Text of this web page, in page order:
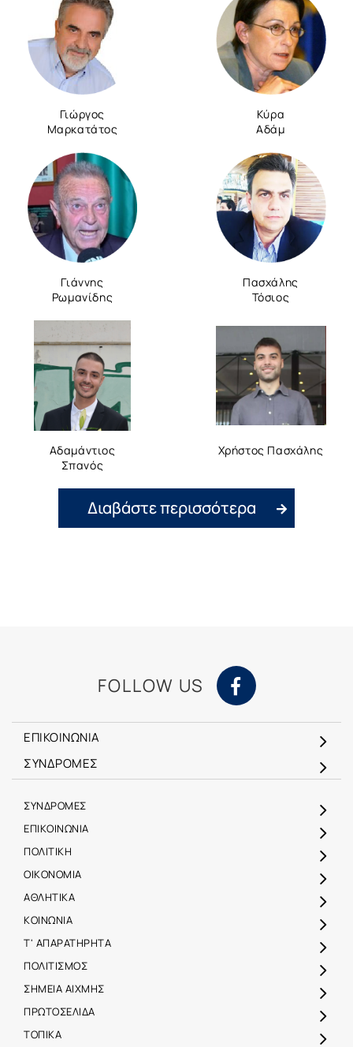
Γιώργος
Μαρκατάτος
Κύρα
Αδάμ
Γιάννης
Ρωμανίδης
Πασχάλης
Τόσιος
Αδαμάντιος
Σπανός
Χρήστος Πασχάλης
Διαβάστε περισσότερα
FOLLOW US
ΕΠΙΚΟΙΝΩΝΙΑ
ΣΥΝΔΡΟΜΕΣ
ΣΥΝΔΡΟΜΕΣ
ΕΠΙΚΟΙΝΩΝΙΑ
ΠΟΛΙΤΙΚΗ
ΟΙΚΟΝΟΜΙΑ
ΑΘΛΗΤΙΚΑ
ΚΟΙΝΩΝΙΑ
Τ' ΑΠΑΡΑΤΗΡΗΤΑ
ΠΟΛΙΤΙΣΜΟΣ
ΣΗΜΕΙΑ ΑΙΧΜΗΣ
ΠΡΩΤΟΣΕΛΙΔΑ
ΤΟΠΙΚΑ